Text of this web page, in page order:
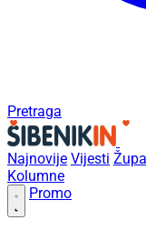
Pretraga
Najnovije Vijesti
Kolumne
Promo